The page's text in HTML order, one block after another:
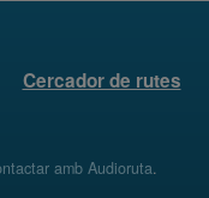
Cercador de rutes
amb Audioruta.